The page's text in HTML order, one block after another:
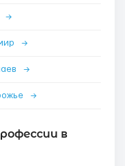
→
→
→
→
в